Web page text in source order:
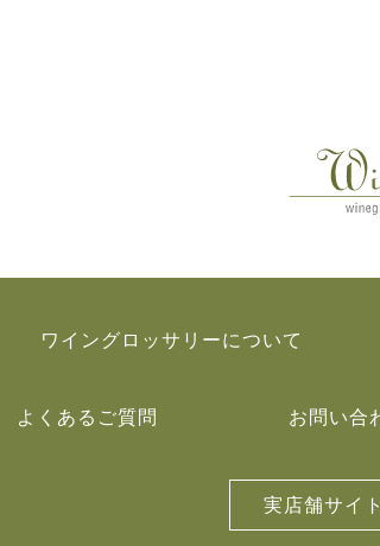
ワイングロッサリーについて
よくあるご質問 お問い合
実店舗サイト